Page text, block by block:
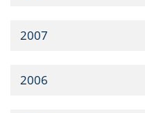
2007
2006